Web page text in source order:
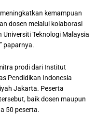
kemampuan
dosen melalui kolaborasi
Teknologi Malaysia
paparnya.
prodi dari Institut
Pendidikan Indonesia
Jakarta. Peserta
baik dosen maupun
50 peserta.